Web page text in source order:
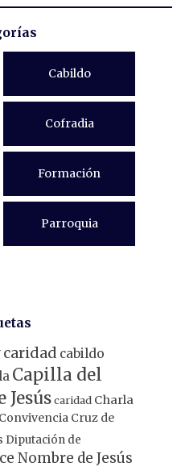
Cabildo
Cofradia
Formación
Parroquia
caridad cabildo
Capilla del
Jesús caridad Charla
Convivencia Cruz de
Diputación de
Nombre de Jesús